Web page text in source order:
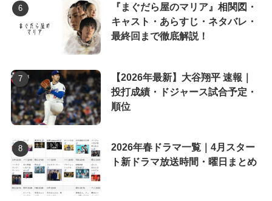
『まぐだら屋のマリア』相関図・
キャスト・あらすじ・ネタバレ・
最終回まで徹底解説！
【2026年最新】大谷翔平 速報｜
投打成績・ドジャース試合予定・
順位
2026年春ドラマ一覧｜4月スター
ト新ドラマ放送時間・曜日まとめ